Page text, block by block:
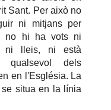
Sant. Per això no
ni mitjans per
no hi ha vots ni
ni lleis, ni està
qualsevol dels
en l'Església. La
situa en la línia